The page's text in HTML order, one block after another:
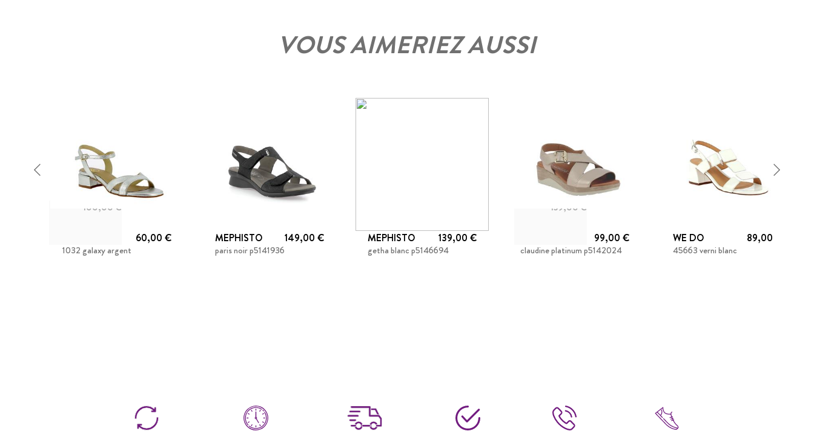
VOUS AIMERIEZ AUSSI
100,00 €
60,00 €
1032 galaxy argent
MEPHISTO 149,00 €
paris noir p5141936
MEPHISTO 139,00 €
getha blanc p5146694
139,00 €
99,00 €
claudine platinum p5142024
WE DO 89,00 €
45663 verni blanc